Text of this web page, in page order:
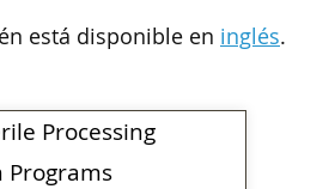
Processing
Programs
está disponible en inglés.